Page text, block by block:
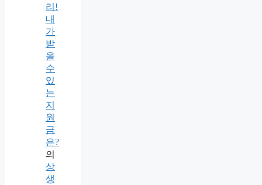
리!
내
가
받
을
수
있
는
지
원
금
은?
의
상
생